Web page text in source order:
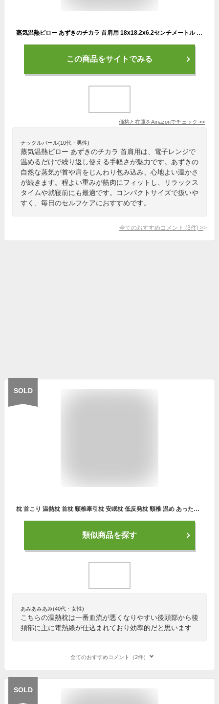
蒸気温熱ピロー あずきのチカラ 首肩用 18x18.2x6.2センチメートル (x 1)
この商品をサイトでみる
価格と在庫をAmazonでチェック >>
ナックルバール(10代・男性)
蒸気温熱ピロー あずきのチカラ 首肩用は、電子レンジで
温めるだけで繰り返し使える手軽さが魅力です。あずきの
自然な蒸気が首や肩をじんわり包み込み、心地よい温かさ
が続きます。程よい重みが筋肉にフィットし、リラックス
タイムや就寝前にも最適です。コンパクトサイズで扱いや
すく、毎日のセルフケアにおすすめです。
全てのおすすめコメント (3件) >
SOLD
枕 首こり 温熱枕 首枕 頸椎牽引枕 安眠枕 低反発枕 頸椎 温め あったか まくら スマホ首 空気入れ 頸椎サポート 形状記憶 猫背 解消 グッズ 首 首こり 解消グッズ 首 サポーター 電熱首枕 温め機能 首が伸ば 枕カバー付き 防寒 快眠 矯正グッズ 母の日 ギフト
類似商品を探す
あみあみあみ(40代・女性)
こちらの温熱枕は一番血流が悪くなりやすい後頭部から後
頚部に主に電熱線が仕込まれており効率的だと思います
全てのおすすめコメント（2件）
SOLD